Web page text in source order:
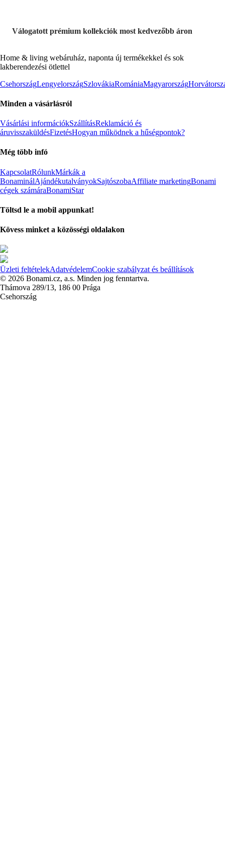
Válogatott prémium kollekciók most kedvezőbb áron
Home & living webáruház, naponta új termékekkel és sok
lakberendezési ötlettel
CsehországLengyelországSzlovákiaRomániaMagyarország
Minden a vásárlásról
Vásárlási információkSzállításReklamáció és
áruvisszaküldésFizetésHogyan működnek a hűségpontok?
Még több infó
KapcsolatRólunkMárkák a
BonaminálAjándékutalványokSajtószobaAffiliate marketingBonami
cégek számáraBonamiStar
Töltsd le a mobil appunkat!
Kövess minket a közösségi oldalakon
Üzleti feltételekAdatvédelemCookie szabályzat és beállítások
© 2026 Bonami.cz, a.s. Minden jog fenntartva.
Thámova 289/13, 186 00 Prága
Csehország